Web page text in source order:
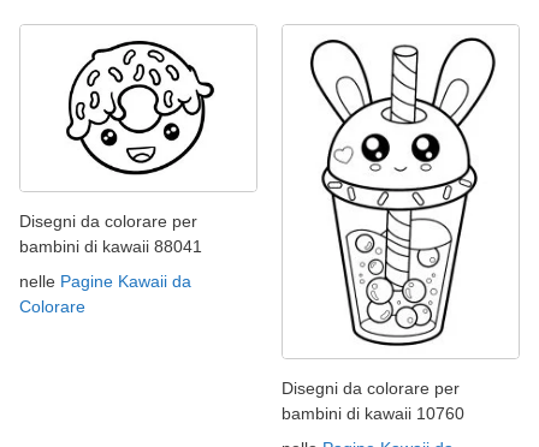
Disegni da colorare per
bambini di kawaii 88041
nelle Pagine Kawaii da
Colorare
Disegni da colorare per
bambini di kawaii 10760